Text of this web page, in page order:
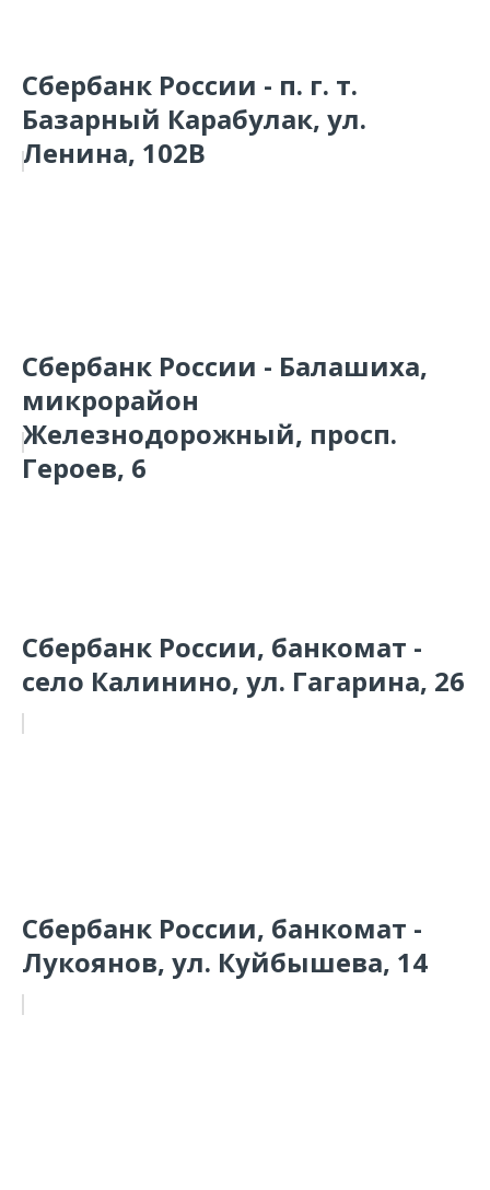
Сбербанк России - п. г. т.
Базарный Карабулак, ул.
Ленина, 102В
Сбербанк России - Балашиха,
микрорайон
Железнодорожный, просп.
Героев, 6
Сбербанк России, банкомат -
село Калинино, ул. Гагарина, 26
Сбербанк России, банкомат -
Лукоянов, ул. Куйбышева, 14